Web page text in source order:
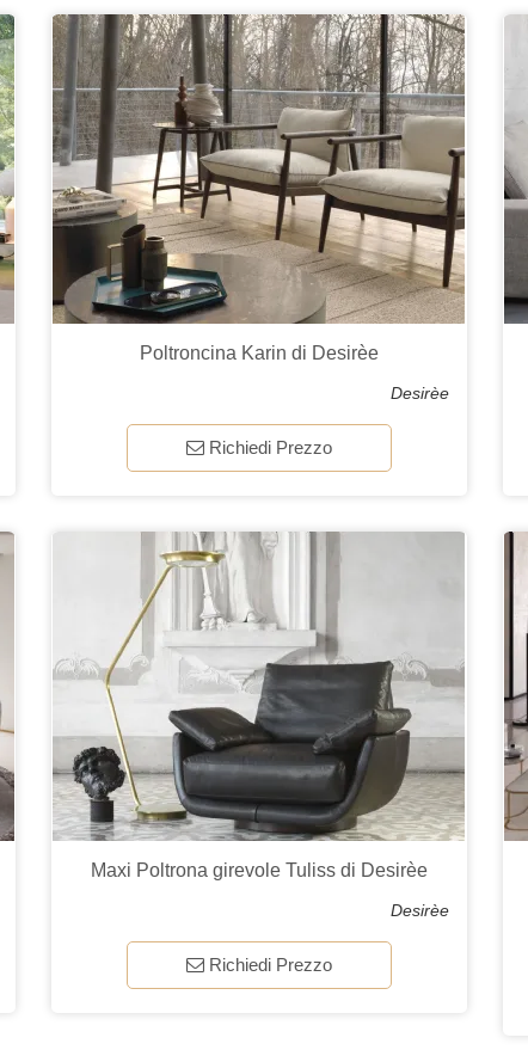
Poltroncina Karin di Desirèe
Desirèe
Richiedi Prezzo
Maxi Poltrona girevole Tuliss di Desirèe
Desirèe
Richiedi Prezzo